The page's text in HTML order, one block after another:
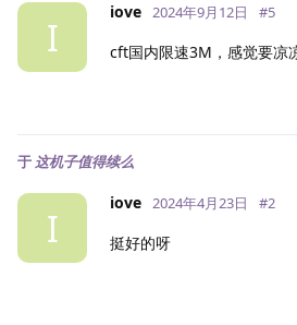
I
iove 2024年9月12日 #5
cft国内限速3M，感觉要凉
于 这机子值得续么
I
iove 2024年4月23日 #2
挺好的呀